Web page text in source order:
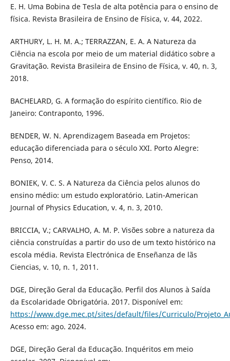
E. H. Uma Bobina de Tesla de alta potência para o ensino de
física. Revista Brasileira de Ensino de Física, v. 44, 2022.
ARTHURY, L. H. M. A.; TERRAZZAN, E. A. A Natureza da
Ciência na escola por meio de um material didático sobre a
Gravitação. Revista Brasileira de Ensino de Física, v. 40, n. 3,
2018.
BACHELARD, G. A formação do espírito científico. Rio de
Janeiro: Contraponto, 1996.
BENDER, W. N. Aprendizagem Baseada em Projetos:
educação diferenciada para o século XXI. Porto Alegre:
Penso, 2014.
BONIEK, V. C. S. A Natureza da Ciência pelos alunos do
ensino médio: um estudo exploratório. Latin-American
Journal of Physics Education, v. 4, n. 3, 2010.
BRICCIA, V.; CARVALHO, A. M. P. Visões sobre a natureza da
ciência construídas a partir do uso de um texto histórico na
escola média. Revista Electrónica de Enseñanza de lãs
Ciencias, v. 10, n. 1, 2011.
DGE, Direção Geral da Educação. Perfil dos Alunos à Saída
da Escolaridade Obrigatória. 2017. Disponível em:
https://www.dge.mec.pt/sites/default/files/Curriculo/
Acesso em: ago. 2024.
DGE, Direção Geral da Educação. Inquéritos em meio